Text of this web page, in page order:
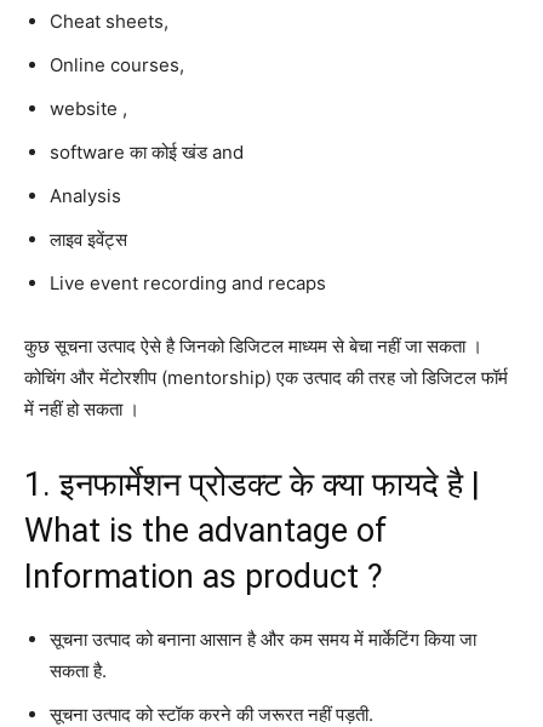
Cheat sheets,
Online courses,
website ,
software का कोई खंड and
Analysis
लाइव इवेंट्स
Live event recording and recaps
कुछ सूचना उत्पाद ऐसे है जिनको डिजिटल माध्यम से बेचा नहीं जा सकता ।
कोचिंग और मेंटोरशीप (mentorship) एक उत्पाद की तरह जो डिजिटल फॉर्म
में नहीं हो सकता ।
1. इनफार्मेशन प्रोडक्ट के क्या फायदे है |
What is the advantage of
Information as product ?
सूचना उत्पाद को बनाना आसान है और कम समय में मार्केटिंग किया जा
सकता है.
सूचना उत्पाद को स्टॉक करने की जरूरत नहीं पड़ती.